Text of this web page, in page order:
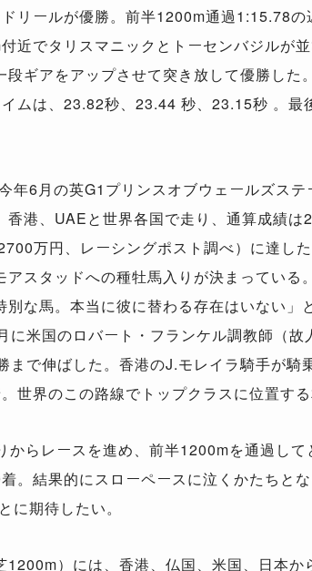
リールが優勝。前半1200m通過1:15.78
近でタリスマニックとトーセンバジルが
ギアをアップさせて突き放して優勝し
ムは、23.82秒、23.44 秒、23.15秒 。最
年6月の英G1プリンスオブウェールズス
香港、UAEと世界各国で走り、通算成績
万円、レーシングポスト調べ）に達し
スタッドへの種牡馬入りが決まってい
な馬。本当に彼に替わる存在はいない」
に米国のロバート・フランケル調教師（
で伸ばした。香港のJ.モレイラ騎手が騎
世界のこの路線でトップクラスに位置する
らレースを進め、前半1200mを通過し
。結果的にスローペースに泣くかたちと
に期待したい。
）には、香港、仏国、米国、日本